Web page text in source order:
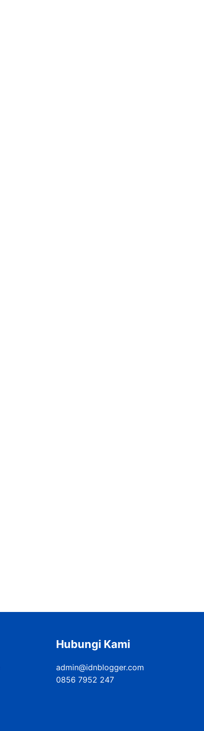
Hubungi Kami
admin@idnblogger.com
0856 7952 247